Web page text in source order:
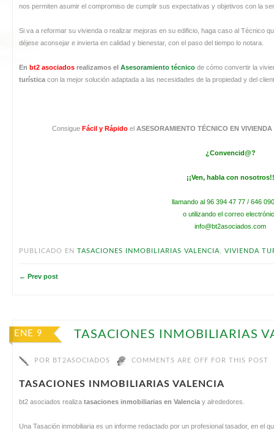
nos permiten asumir el compromiso de cumplir sus expectativas y objetivos con la
Si va a reformar su vivienda o realizar mejoras en su edificio, haga caso al Técnico
déjese aconsejar e invierta en calidad y bienestar, con el paso del tiempo lo notara.
En bt2 asociados realizamos el Asesoramiento técnico de cómo convertir la
turística con la mejor solución adaptada a las necesidades de la propiedad y del
ConsigueFácil y Rápido elASESORAMIENTO TÉCNICO EN
¿Convencid@?
¡¡Ven, habla con nosotros!!
llamando al 96 394 47 77 / 646
o utilizando el correo
info@bt2asociados.com
PUBLICADO EN TASACIONES INMOBILIARIAS VALENCIA VIVIENDA
← Prev post
ENE 9 TASACIONES INMOBILIARIAS
POR BT2ASOCIADOS COMMENTS ARE OFF FOR THIS POST
TASACIONES INMOBILIARIAS VALENCIA
bt2 asociados realiza tasaciones inmobiliarias en Valencia y alrededores.
Una Tasación inmobiliaria es un informe redactado por un profesional tasador, en el